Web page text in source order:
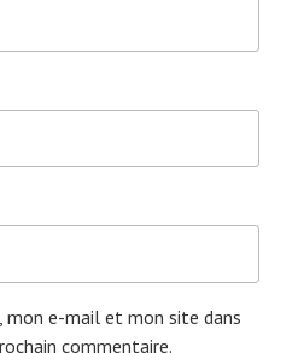
mon e-mail et mon site dans
commentaire.